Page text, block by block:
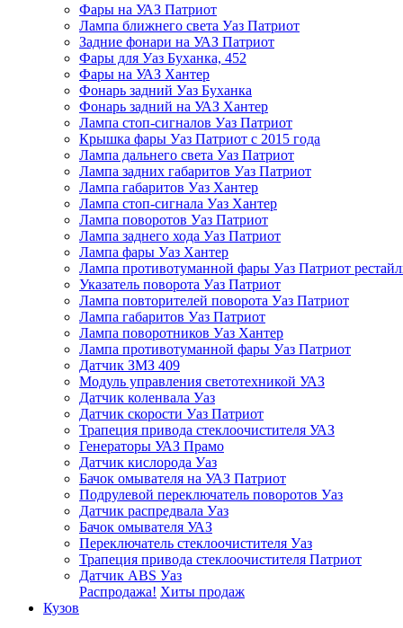
Фары на УАЗ Патриот
Лампа ближнего света Уаз Патриот
Задние фонари на УАЗ Патриот
Фары для Уаз Буханка, 452
Фары на УАЗ Хантер
Фонарь задний Уаз Буханка
Фонарь задний на УАЗ Хантер
Лампа стоп-сигналов Уаз Патриот
Крышка фары Уаз Патриот с 2015 года
Лампа дальнего света Уаз Патриот
Лампа задних габаритов Уаз Патриот
Лампа габаритов Уаз Хантер
Лампа стоп-сигнала Уаз Хантер
Лампа поворотов Уаз Патриот
Лампа заднего хода Уаз Патриот
Лампа фары Уаз Хантер
Лампа противотуманной фары Уаз Патриот
Указатель поворота Уаз Патриот
Лампа повторителей поворота Уаз Патриот
Лампа габаритов Уаз Патриот
Лампа поворотников Уаз Хантер
Лампа противотуманной фары Уаз Патриот
Датчик ЗМЗ 409
Модуль управления светотехникой УАЗ
Датчик коленвала Уаз
Датчик скорости Уаз Патриот
Трапеция привода стеклоочистителя УАЗ
Генераторы УАЗ Прамо
Датчик кислорода Уаз
Бачок омывателя на УАЗ Патриот
Подрулевой переключатель поворотов Уаз
Датчик распредвала Уаз
Бачок омывателя УАЗ
Переключатель стеклоочистителя Уаз
Трапеция привода стеклоочистителя Патриот
Датчик ABS Уаз
Распродажа! Хиты продаж
Кузов